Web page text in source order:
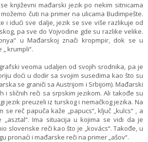
književni mađarski jezik po nekim sitnicama
čuti na primer na ulicama Budimpešte.
i idući sve dalje, jezik se sve više razlikuje od
pa sve do Vojvodine gde su razlike velike.
u Mađarskoj znači kropmpir, dok se u
krumpli“.
veoma udaljen od svojih srodnika, pa je
doći u dodir sa svojim susedima kao što su
se graniči sa Austrijom i Srbijom). Mađarski
i sličnih reči sa srpskim jezikom. Ali takođe su
jezik preuzeli iz turskog i nemačkog jezika. Na
se reč papuča kaže „papucs“, ključ „kulcs“ , a
„asztal“. Ima situacija u kojima se vidi da je
slovenske reči kao što je „kovács“. Takođe, u
pronaći i mađarske reči na primer „ašov“.